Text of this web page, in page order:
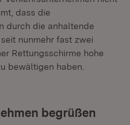
dass die
durch die anhaltende
nunmehr fast zwei
Rettungsschirme hohe
bewältigen haben.
begrüßen